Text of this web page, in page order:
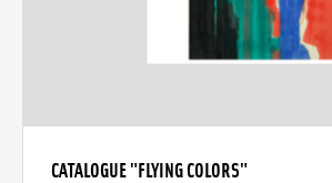
CATALOGUE "FLYING COLORS"